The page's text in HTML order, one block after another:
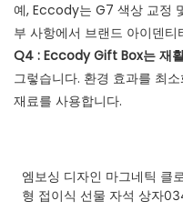
예, Eccody는 G7 색상 교정
부 사항에서 브랜드 아이덴
Q4 : Eccody Gift Box는 재
그렇습니다. 환경 효과를 최
재료를 사용합니다.
엠보싱 디자인 마그네틱 클
형 접이식 선물 자석 상자